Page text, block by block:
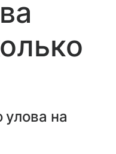
улова на